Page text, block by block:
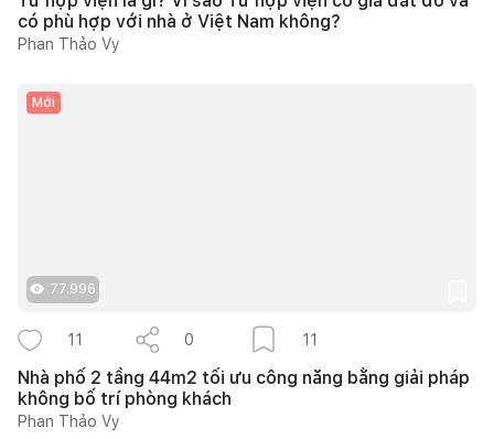
có phù hợp với nhà ở Việt Nam không?
Phan Thảo Vy
Mới
77.996
11 0 11
Nhà phố 2 tầng 44m2 tối ưu công năng bằng giải pháp
không bố trí phòng khách
Phan Thảo Vy